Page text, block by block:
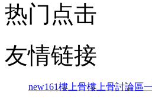
热门点击
友情链接
new161樓上骨樓上骨討論區